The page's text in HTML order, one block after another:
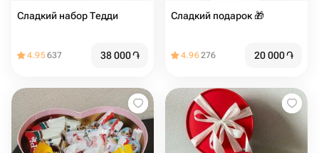
Сладкий набор Тедди
4.95637 38 000֏
Сладкий подарок 🎁
4.96276 20 000֏